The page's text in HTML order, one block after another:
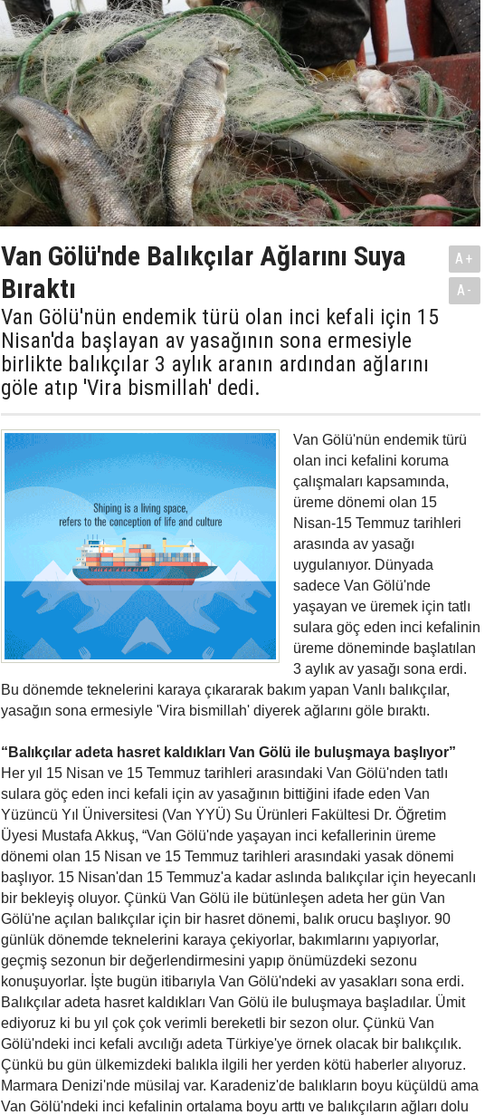
Van Gölü'nde Balıkçılar Ağlarını Suya
Bıraktı
Van Gölü'nün endemik türü olan inci kefali için 15
Nisan'da başlayan av yasağının sona ermesiyle
birlikte balıkçılar 3 aylık aranın ardından ağlarını
göle atıp 'Vira bismillah' dedi.
A+
A-
Van Gölü'nün endemik türü
olan inci kefalini koruma
çalışmaları kapsamında,
üreme dönemi olan 15
Nisan-15 Temmuz tarihleri
arasında av yasağı
uygulanıyor. Dünyada
sadece Van Gölü'nde
yaşayan ve üremek için tatlı
sulara göç eden inci kefalinin
üreme döneminde başlatılan
3 aylık av yasağı sona erdi.
Bu dönemde teknelerini karaya çıkararak bakım yapan Vanlı balıkçılar,
yasağın sona ermesiyle 'Vira bismillah' diyerek ağlarını göle bıraktı.
“Balıkçılar adeta hasret kaldıkları Van Gölü ile buluşmaya başlıyor”
Her yıl 15 Nisan ve 15 Temmuz tarihleri arasındaki Van Gölü'nden tatlı
sulara göç eden inci kefali için av yasağının bittiğini ifade eden Van
Yüzüncü Yıl Üniversitesi (Van YYÜ) Su Ürünleri Fakültesi Dr. Öğretim
Üyesi Mustafa Akkuş, “Van Gölü'nde yaşayan inci kefallerinin üreme
dönemi olan 15 Nisan ve 15 Temmuz tarihleri arasındaki yasak dönemi
başlıyor. 15 Nisan'dan 15 Temmuz'a kadar aslında balıkçılar için heyecanlı
bir bekleyiş oluyor. Çünkü Van Gölü ile bütünleşen adeta her gün Van
Gölü'ne açılan balıkçılar için bir hasret dönemi, balık orucu başlıyor. 90
günlük dönemde teknelerini karaya çekiyorlar, bakımlarını yapıyorlar,
geçmiş sezonun bir değerlendirmesini yapıp önümüzdeki sezonu
konuşuyorlar. İşte bugün itibarıyla Van Gölü'ndeki av yasakları sona erdi.
Balıkçılar adeta hasret kaldıkları Van Gölü ile buluşmaya başladılar. Ümit
ediyoruz ki bu yıl çok çok verimli bereketli bir sezon olur. Çünkü Van
Gölü'ndeki inci kefali avcılığı adeta Türkiye'ye örnek olacak bir balıkçılık.
Çünkü bu gün ülkemizdeki balıkla ilgili her yerden kötü haberler alıyoruz.
Marmara Denizi'nde müsilaj var. Karadeniz'de balıkların boyu küçüldü ama
Van Gölü'ndeki inci kefalinin ortalama boyu arttı ve balıkçıların ağları dolu